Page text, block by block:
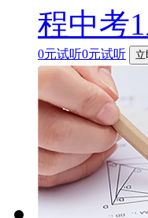
程中考
0元试听0元试听 立